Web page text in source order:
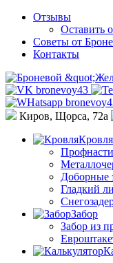
Отзывы
Оставить
Советы от
Контакты
Киров, Щорса, 72а
Кровля
Доборные
Гладкий
Забор
Забор из